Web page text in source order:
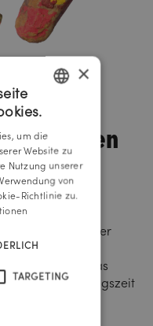
sozialen
Group
im September
Nicht zuletzt
wurde 2007 das
Zur Gründungszeit
für Kinder in
sollen aber
GERMAN
×
um die
Website zu
Nutzung unserer
von
Richtlinie zu.
TARGETING